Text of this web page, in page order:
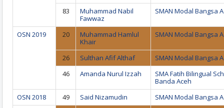
83
Muhammad Nabil
Fawwaz
SMAN Modal Bangsa
OSN 2019 20
Muhammad Hamlul
Khair
SMAN Modal Bangsa
26 Sulthan Afif Althaf
SMAN Modal Bangsa
46
Amanda Nurul Izzah
SMA Fatih Bilingual
Banda Aceh
OSN 2018
49 Said Nizamudin
SMAN Modal Bangsa